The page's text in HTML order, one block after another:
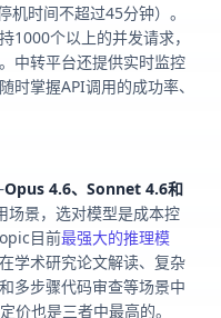
时间不超过45分钟）。
1000个以上的并发请求，
中转平台还提供实时监控
时掌握API调用的成功率、
Opus 4.6、Sonnet 4.6和
景，选对模型是成本控
目前最强大的推理模
学术研究论文解读、复杂
多步骤代码审查等场景中
价也是三者中最高的。